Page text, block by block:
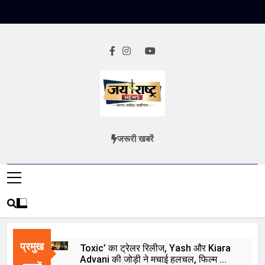
Jai Rashtra
हिंदी समाचार
जरूरी खबरें
प्रमुख
Toxic’ का ट्रेलर रिलीज, Yash और Kiara
Advani की जोड़ी ने मचाई हलचल, फिल्म को